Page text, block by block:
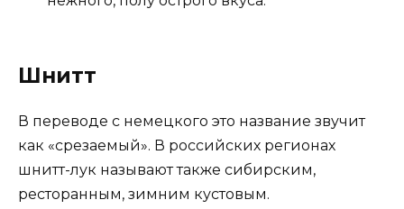
Шнитт
В переводе с немецкого это название звучит
как «срезаемый». В российских регионах
шнитт-лук называют также сибирским,
ресторанным, зимним кустовым.